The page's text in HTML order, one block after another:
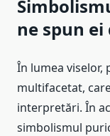
ne spun ei
În lumea viselor,
multifacetat,
interpretări. În
simbolismul